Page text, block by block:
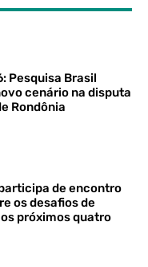
Pesquisa Brasil
cenário na disputa
Rondônia
de encontro
os desafios de
próximos quatro